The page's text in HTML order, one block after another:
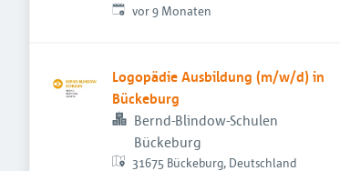
Veröffentlicht:
vor 9 Monaten
Logopädie Ausbildung (m/w/d) in
Bückeburg
Bernd-Blindow-Schulen
Bückeburg
31675 Bückeburg, Deutschland